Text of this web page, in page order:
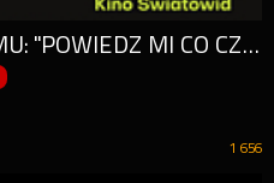
ŚLĄSKA PREMIERA FILMU: "POWIEDZ MI CO CZUJESZ"
1 656